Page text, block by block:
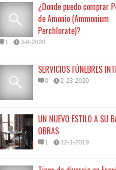
¿Donde puedo comprar
de Amonio (Ammonium
Perchlorate)?
1 3-8-2020
SERVICIOS FÚNEBRES
0 2-23-2020
UN NUEVO ESTILO A SU
OBRAS
1 12-1-2019